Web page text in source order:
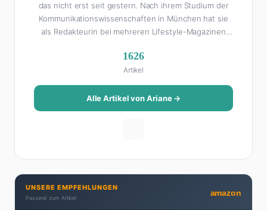
das nicht erst seit gestern. Nach ihrem Studium der
Kommunikationswissenschaften in München hat sie
als Redakteurin bei mehreren Lifestyle-Magazinen
Als Lifestyle-Redakteurin schreibt sie über alles, was
das Leben schöner macht: von Interior Design und
Reise-Tipps über Food-Trends bis hin zu
Beziehungsratgebern, die auch Männer gerne lesen.
Ihre Geheimwaffe: Sie weiß genau, was Frauen an
Brunch-Spot der Stadt. Ihre Interior-Tipps basieren
auf echter Erfahrung – ihre Wohnung wurde schon
zweimal in Design-Blogs gefeatured.
1626
Artikel
Alle Artikel von Ariane →
UNSERE EMPFEHLUNGEN
Passend zum Artikel
amazon